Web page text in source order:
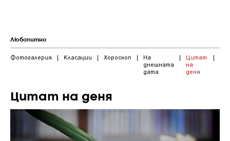
Любопитно
Фотогалерия | Класации | Хороскоп |
На
днешната
дата
|
Цитат
на
деня
|
Цитат на деня